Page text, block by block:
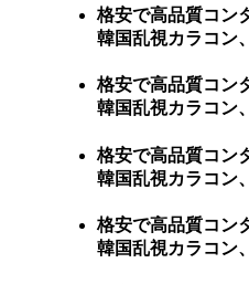
格安で高品質コン
韓国乱視カラコン
格安で高品質コン
韓国乱視カラコン
格安で高品質コン
韓国乱視カラコン
格安で高品質コン
韓国乱視カラコン